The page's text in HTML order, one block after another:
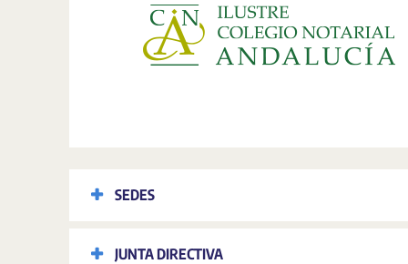
SEDES
JUNTA DIRECTIVA